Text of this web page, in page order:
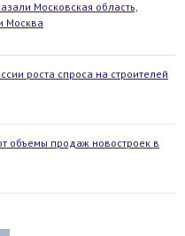
Московская область,
Москва
роста спроса на строителей
объемы продаж новостроек в